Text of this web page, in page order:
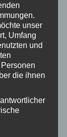
unser
Umfang
und
die ihnen